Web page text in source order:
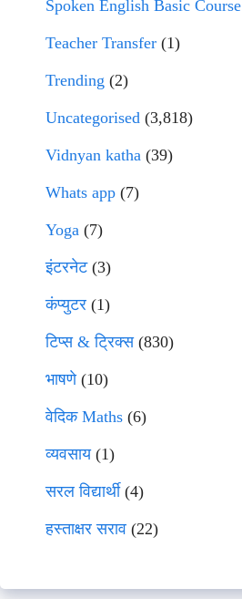
Spoken English Basic Course
Teacher Transfer (1)
Trending (2)
Uncategorised (3,818)
Vidnyan katha (39)
Whats app (7)
Yoga (7)
इंटरनेट(3)
कंप्युटर (1)
टिप्स & ट्रिक्स(830)
भाषणे(10)
वेदिक Maths (6)
व्यवसाय(1)
सरल विद्यार्थी(4)
हस्ताक्षर सराव (22)